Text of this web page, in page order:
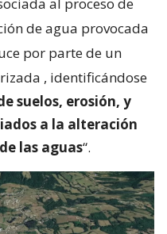
de agua provocada
por parte de un
, identificándose
suelos, erosión, y
a la alteración
las aguas“.